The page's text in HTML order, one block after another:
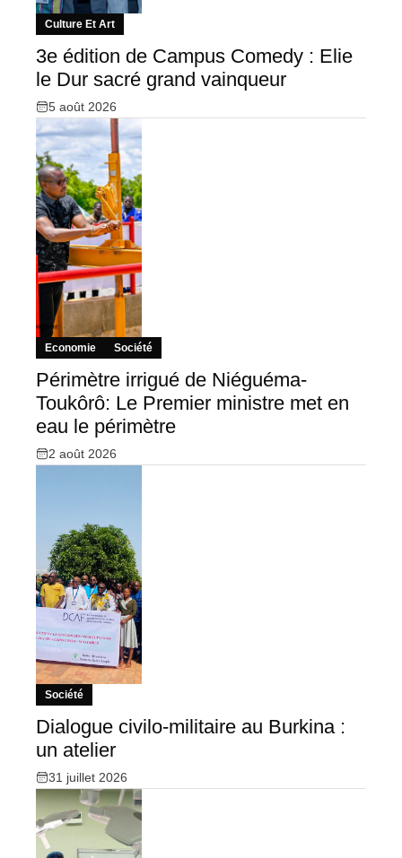
Culture Et Art
3e édition de Campus Comedy : Elie
le Dur sacré grand vainqueur
5 août 2026
Economie Société
Périmètre irrigué de Niéguéma-
Toukôrô: Le Premier ministre met en
eau le périmètre
2 août 2026
Société
Dialogue civilo-militaire au Burkina :
un atelier
31 juillet 2026